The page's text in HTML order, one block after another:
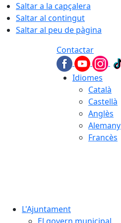
Saltar a la capçalera
Saltar al contingut
Saltar al peu de pàgina
Contactar
Idiomes
Català
Castellà
Anglès
Alemany
Francès
L'Ajuntament